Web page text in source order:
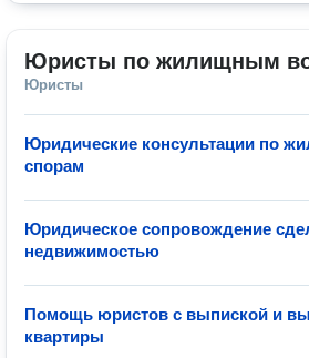
Юристы по жилищным
Юристы
Юридические консультации по
спорам
Юридическое сопровождение
недвижимостью
Помощь юристов с выпиской и
квартиры